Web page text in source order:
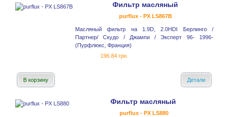
Фильтр масляный
purflux - PX LS867B
Масляный фильтр на 1.9D, 2.0HDI Берлинго /
Партнер/ Скудо / Джампи / Эксперт 96- 1996-
(Пурфлюкс, Франция)
196.84 грн.
В корзину Детали
Фильтр масляный
purflux - PX LS880